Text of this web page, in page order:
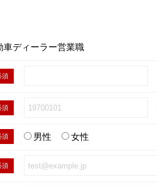
車ディーラー営業職
須
須
須 男性 女性
須